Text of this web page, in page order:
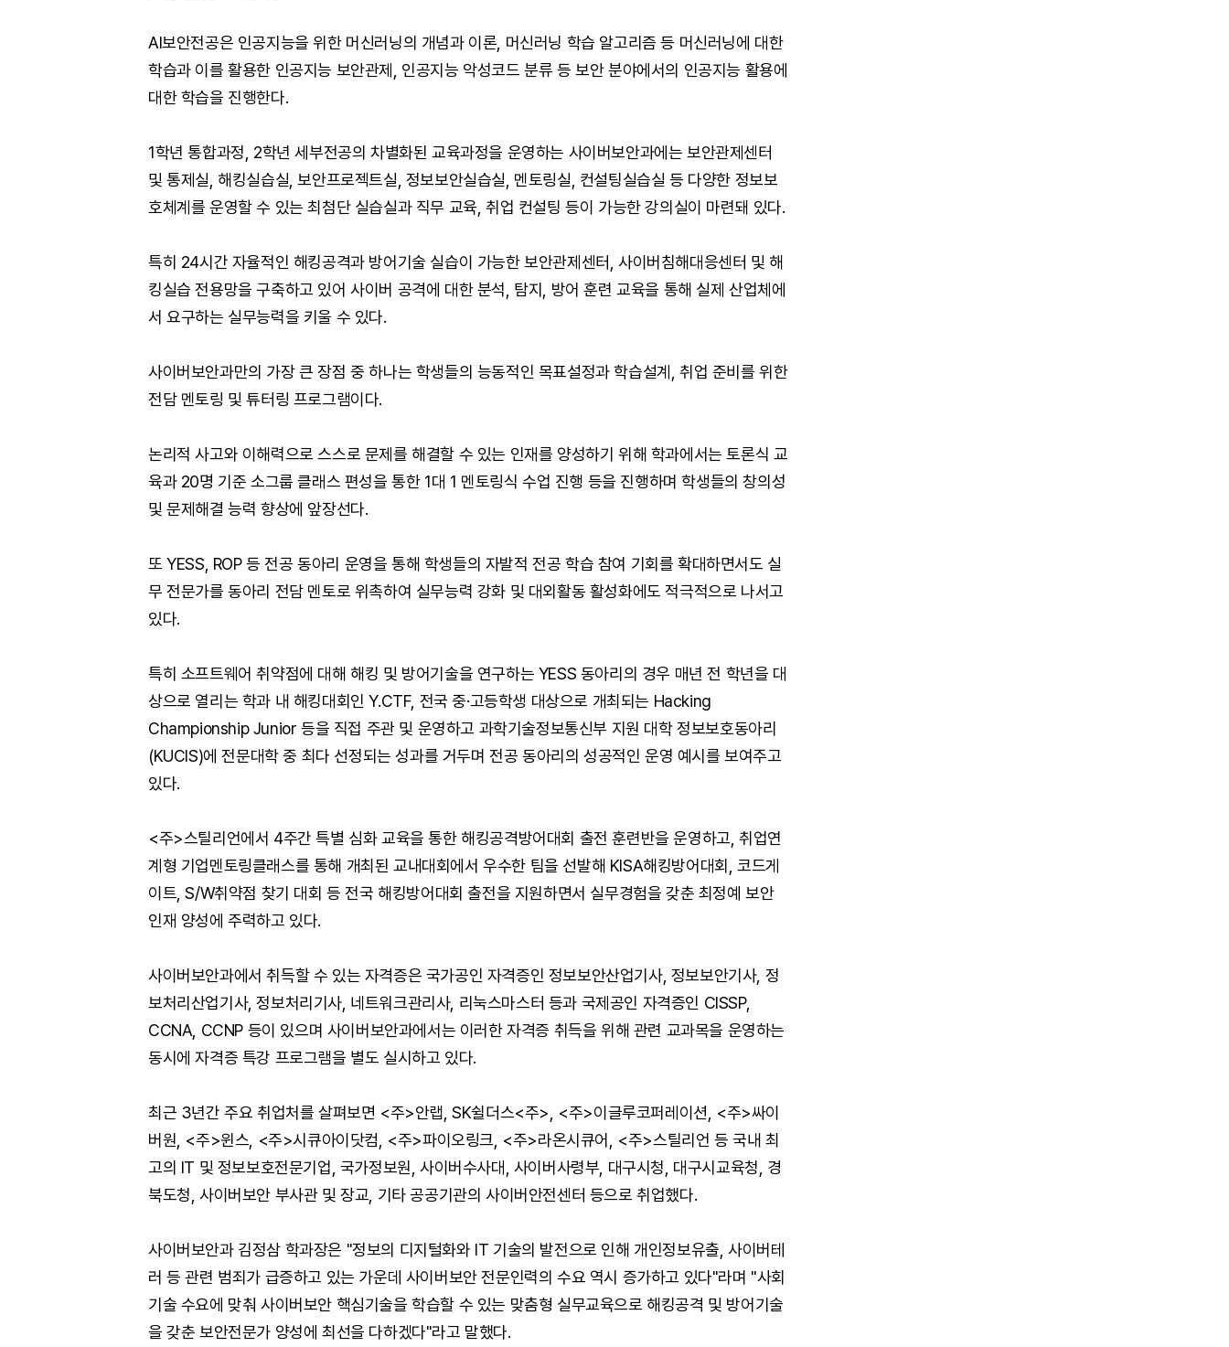
AI보안전공은 인공지능을 위한 머신러닝의 개념과 이론, 머신러닝 학습 알고리즘 등 머신러닝에 대한
학습과 이를 활용한 인공지능 보안관제, 인공지능 악성코드 분류 등 보안 분야에서의 인공지능 활용에
대한 학습을 진행한다.
1학년 통합과정, 2학년 세부전공의 차별화된 교육과정을 운영하는 사이버보안과에는 보안관제센터
및 통제실, 해킹실습실, 보안프로젝트실, 정보보안실습실, 멘토링실, 컨설팅실습실 등 다양한 정보보
호체계를 운영할 수 있는 최첨단 실습실과 직무 교육, 취업 컨설팅 등이 가능한 강의실이 마련돼 있다.
특히 24시간 자율적인 해킹공격과 방어기술 실습이 가능한 보안관제센터, 사이버침해대응센터 및 해
킹실습 전용망을 구축하고 있어 사이버 공격에 대한 분석, 탐지, 방어 훈련 교육을 통해 실제 산업체에
서 요구하는 실무능력을 키울 수 있다.
사이버보안과만의 가장 큰 장점 중 하나는 학생들의 능동적인 목표설정과 학습설계, 취업 준비를 위한
전담 멘토링 및 튜터링 프로그램이다.
논리적 사고와 이해력으로 스스로 문제를 해결할 수 있는 인재를 양성하기 위해 학과에서는 토론식 교
육과 20명 기준 소그룹 클래스 편성을 통한 1대 1 멘토링식 수업 진행 등을 진행하며 학생들의 창의성
및 문제해결 능력 향상에 앞장선다.
또 YESS, ROP 등 전공 동아리 운영을 통해 학생들의 자발적 전공 학습 참여 기회를 확대하면서도 실
무 전문가를 동아리 전담 멘토로 위촉하여 실무능력 강화 및 대외활동 활성화에도 적극적으로 나서고
있다.
특히 소프트웨어 취약점에 대해 해킹 및 방어기술을 연구하는 YESS 동아리의 경우 매년 전 학년을 대
상으로 열리는 학과 내 해킹대회인 Y.CTF, 전국 중·고등학생 대상으로 개최되는 Hacking
Championship Junior 등을 직접 주관 및 운영하고 과학기술정보통신부 지원 대학 정보보호동아리
(KUCIS)에 전문대학 중 최다 선정되는 성과를 거두며 전공 동아리의 성공적인 운영 예시를 보여주고
있다.
<주>스틸리언에서 4주간 특별 심화 교육을 통한 해킹공격방어대회 출전 훈련반을 운영하고, 취업연
계형 기업멘토링클래스를 통해 개최된 교내대회에서 우수한 팀을 선발해 KISA해킹방어대회, 코드게
이트, S/W취약점 찾기 대회 등 전국 해킹방어대회 출전을 지원하면서 실무경험을 갖춘 최정예 보안
인재 양성에 주력하고 있다.
사이버보안과에서 취득할 수 있는 자격증은 국가공인 자격증인 정보보안산업기사, 정보보안기사, 정
보처리산업기사, 정보처리기사, 네트워크관리사, 리눅스마스터 등과 국제공인 자격증인 CISSP,
CCNA, CCNP 등이 있으며 사이버보안과에서는 이러한 자격증 취득을 위해 관련 교과목을 운영하는
동시에 자격증 특강 프로그램을 별도 실시하고 있다.
최근 3년간 주요 취업처를 살펴보면 <주>안랩, SK쉴더스<주>, <주>이글루코퍼레이션, <주>싸이
버원, <주>윈스, <주>시큐아이닷컴, <주>파이오링크, <주>라온시큐어, <주>스틸리언 등 국내 최
고의 IT 및 정보보호전문기업, 국가정보원, 사이버수사대, 사이버사령부, 대구시청, 대구시교육청, 경
북도청, 사이버보안 부사관 및 장교, 기타 공공기관의 사이버안전센터 등으로 취업했다.
사이버보안과 김정삼 학과장은 "정보의 디지털화와 IT 기술의 발전으로 인해 개인정보유출, 사이버테
러 등 관련 범죄가 급증하고 있는 가운데 사이버보안 전문인력의 수요 역시 증가하고 있다"라며 "사회
기술 수요에 맞춰 사이버보안 핵심기술을 학습할 수 있는 맞춤형 실무교육으로 해킹공격 및 방어기술
을 갖춘 보안전문가 양성에 최선을 다하겠다"라고 말했다.